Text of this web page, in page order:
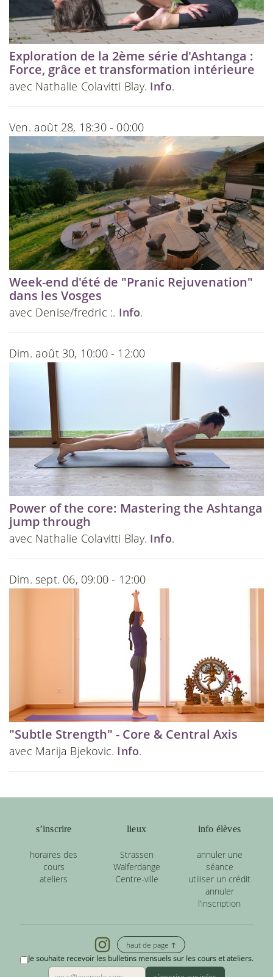
Exploration de la 2ème série d'Ashtanga :
Force, grâce et transformation intérieure
avec Nathalie Colavitti Blay. Info.
Ven. août 28, 18:30 - 00:00
Week-end d'été de "Pranic Rejuvenation"
dans les Vosges
avec Denise/fredric :. Info.
Dim. août 30, 10:00 - 12:00
Power of the core: Mastering the Ashtanga
jump through
avec Nathalie Colavitti Blay. Info.
Dim. sept. 06, 09:00 - 12:00
"Subtle Strength" - Core & Central Axis
avec Marija Bjekovic. Info.
s’inscrire
horaires des
cours
ateliers
lieux
Strassen
Walferdange
Centre-ville
info élèves
annuler une
séance
utiliser un crédit
annuler
l’inscription
haut de page ↑
Je souhaite recevoir les bulletins mensuels sur les cours et ateliers.